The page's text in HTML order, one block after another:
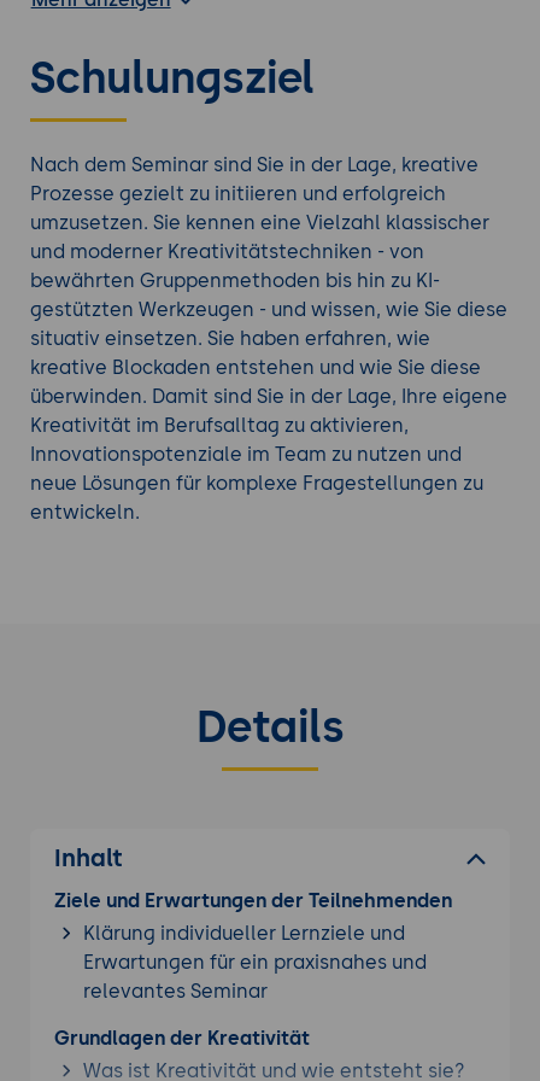
Der Methodenmix fördert nicht nur individuelle
Kreativität, sondern auch die Zusammenarbeit im
Problemlösungskompetenz im Arbeitsalltag.
Weiterbildung mit noch mehr passenden
Personalentwicklung Trainings.
Schulungsziel
Nach dem Seminar sind Sie in der Lage, kreative
Prozesse gezielt zu initiieren und erfolgreich
umzusetzen. Sie kennen eine Vielzahl klassischer
und moderner Kreativitätstechniken - von
bewährten Gruppenmethoden bis hin zu KI-
gestützten Werkzeugen - und wissen, wie Sie diese
situativ einsetzen. Sie haben erfahren, wie
kreative Blockaden entstehen und wie Sie diese
überwinden. Damit sind Sie in der Lage, Ihre eigene
Kreativität im Berufsalltag zu aktivieren,
Innovationspotenziale im Team zu nutzen und
neue Lösungen für komplexe Fragestellungen zu
entwickeln.
Details
Inhalt
Ziele und Erwartungen der Teilnehmenden
Klärung individueller Lernziele und
Erwartungen für ein praxisnahes und
relevantes Seminar
Grundlagen der Kreativität
Was ist Kreativität und wie entsteht sie?